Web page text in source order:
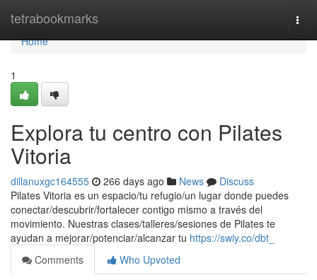
tetrabookmarks
Home
Home
1
Explora tu centro con Pilates
Vitoria
dillanuxgc164555 266 days ago News
Discuss
Pilates Vitoria es un espacio/tu refugio/un lugar donde puedes
conectar/descubrir/fortalecer contigo mismo a través del
movimiento. Nuestras clases/talleres/sesiones de Pilates te
ayudan a mejorar/potenciar/alcanzar tu https://swiy.co/dbt_
Comments
Who Upvoted